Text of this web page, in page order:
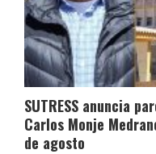
SUTRESS anuncia
Carlos Monje
de agosto